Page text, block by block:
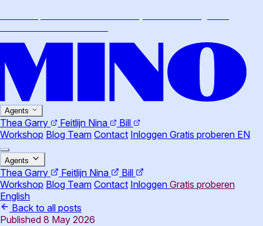
Agents
Thea Garry Feitlijn Nina
Bill
Workshop Blog Team Contact Inloggen Gratis proberen EN
Agents
Thea Garry Feitlijn Nina
Bill
Workshop Blog Team Contact Inloggen Gratis proberen
English
Back to all posts
Published 8 May 2026